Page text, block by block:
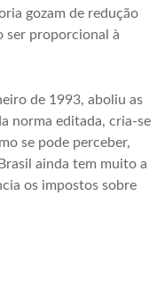
gozam de redução
ser proporcional à
de 1993, aboliu as
norma editada, cria-se
se pode perceber,
ainda tem muito a
os impostos sobre